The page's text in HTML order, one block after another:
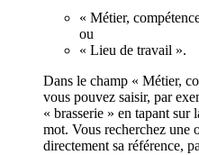
« Métier,
ou
« Lieu de travail ».
Dans le champ « Métier,
vous pouvez saisir, par
« brasserie » en tapant sur
mot. Vous recherchez une
directement sa référence,